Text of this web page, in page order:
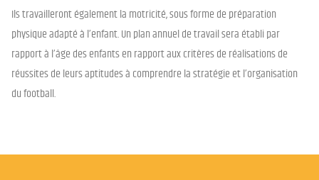
Ils travailleront également la motricité, sous forme de préparation
physique adapté à l’enfant. Un plan annuel de travail sera établi par
rapport à l’âge des enfants en rapport aux critères de réalisations de
réussites de leurs aptitudes à comprendre la stratégie et l’organisation
du football.